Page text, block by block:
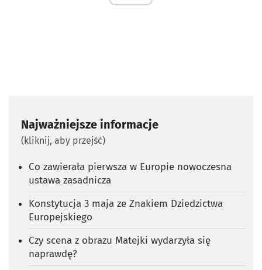
Najważniejsze informacje
(kliknij, aby przejść)
Co zawierała pierwsza w Europie nowoczesna
ustawa zasadnicza
Konstytucja 3 maja ze Znakiem Dziedzictwa
Europejskiego
Czy scena z obrazu Matejki wydarzyła się
naprawdę?